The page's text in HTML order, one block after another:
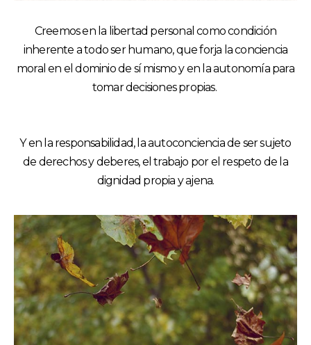
Creemos en la libertad personal como condición
inherente a todo ser humano, que forja la conciencia
moral en el dominio de sí mismo y en la autonomía para
tomar decisiones propias.
Y en la responsabilidad, la autoconciencia de ser sujeto
de derechos y deberes, el trabajo por el respeto de la
dignidad propia y ajena.